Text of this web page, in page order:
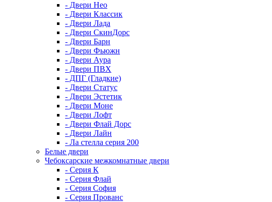
- Двери Нео
- Двери Классик
- Двери Лада
- Двери СкинДорс
- Двери Барн
- Двери Фьюжн
- Двери Аура
- Двери ПВХ
- ДПГ (Гладкие)
- Двери Статус
- Двери Эстетик
- Двери Моне
- Двери Лофт
- Двери Флай Дорс
- Двери Лайн
- Ла стелла серия 200
Белые двери
Чебоксарские межкомнатные двери
- Серия К
- Серия Флай
- Серия София
- Серия Прованс